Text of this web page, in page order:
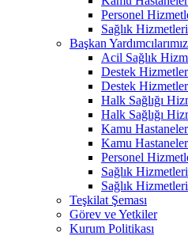
Personel
Sağlık
Başkan Yardımcılarımız
Acil Sağlık
Destek
Destek
Halk Sağlığı
Halk Sağlığı
Kamu
Kamu
Personel
Sağlık Hizmetleri
Sağlık Hizmetleri
Teşkilat Şeması
Görev ve Yetkiler
Kurum Politikası